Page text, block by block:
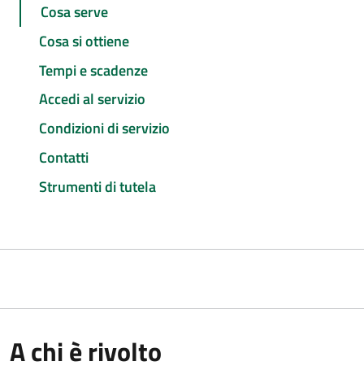
Cosa serve
Cosa si ottiene
Tempi e scadenze
Accedi al servizio
Condizioni di servizio
Contatti
Strumenti di tutela
A chi è rivolto